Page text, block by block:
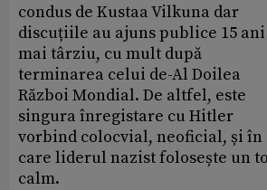
condus de Kustaa Vilkuna dar
discuțiile au ajuns publice 15 ani
mai târziu, cu mult după
terminarea celui de-Al Doilea
Război Mondial. De altfel, este
singura înregistare cu Hitler
vorbind colocvial, neoficial, și în
care liderul nazist folosește un
calm.